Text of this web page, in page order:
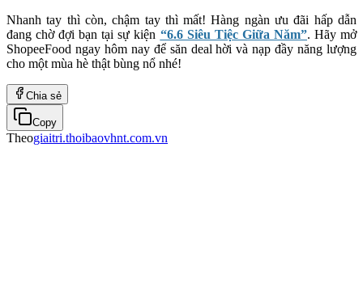
Nhanh tay thì còn, chậm tay thì mất! Hàng ngàn ưu đãi hấp dẫn
đang chờ đợi bạn tại sự kiện “6.6 Siêu Tiệc Giữa Năm”. Hãy mở
ShopeeFood ngay hôm nay để săn deal hời và nạp đầy năng lượng
cho một mùa hè thật bùng nổ nhé!
Chia sẻ
Copy
Theogiaitri.thoibaovhnt.com.vn